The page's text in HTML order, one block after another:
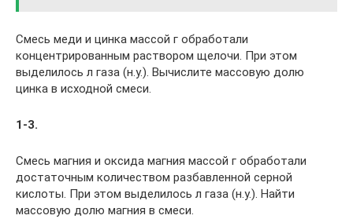
Смесь меди и цинка массой г обработали
концентрированным раствором щелочи. При этом
выделилось л газа (н.y.). Вычислите массовую долю
цинка в исходной смеси.
1-3.
Смесь магния и оксида магния массой г обработали
достаточным количеством разбавленной серной
кислоты. При этом выделилось л газа (н.у.). Найти
массовую долю магния в смеси.